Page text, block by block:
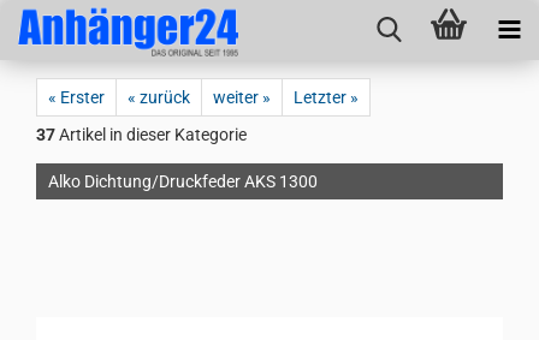
« Erster « zurück weiter »
Letzter »
37Artikel in dieser Kategorie
Alko Dichtung/Druckfeder AKS 1300